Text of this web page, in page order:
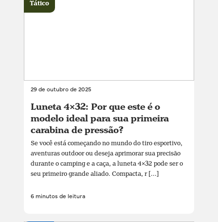
29 de outubro de 2025
Luneta 4×32: Por que este é o
modelo ideal para sua primeira
carabina de pressão?
Se você está começando no mundo do tiro esportivo,
aventuras outdoor ou deseja aprimorar sua precisão
durante o camping e a caça, a luneta 4×32 pode ser o
seu primeiro grande aliado. Compacta, r [...]
6 minutos de leitura
Tático